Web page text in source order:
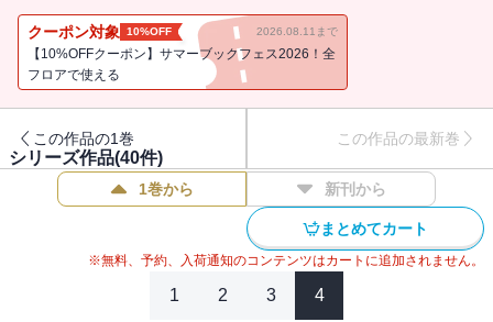
に、彼女の立場は「社畜」そのものであった。
そんな生活に嫌気がさした彼女は、生涯働かずに済むだけのお金を
貯め、宮廷魔術師の職を降りる。それから始まった、辺境の一軒家
送り始めたローズの人生は、薔薇色かと思われた。しかし――――
これは、自身の平穏を守るために奮闘していたら、数多の伝説を残
すことになってしまった、そんな天才魔術師の物語――――
クーポン対象 10%OFF 2026.08.11まで
【10%OFFクーポン】サマーブックフェス2026！全
フロアで使える
この作品の1巻 この作品の最新巻
シリーズ作品(40件)
1巻から 新刊から
まとめてカート
※無料、予約、入荷通知のコンテンツはカートに追加されません。
1 2 3 4